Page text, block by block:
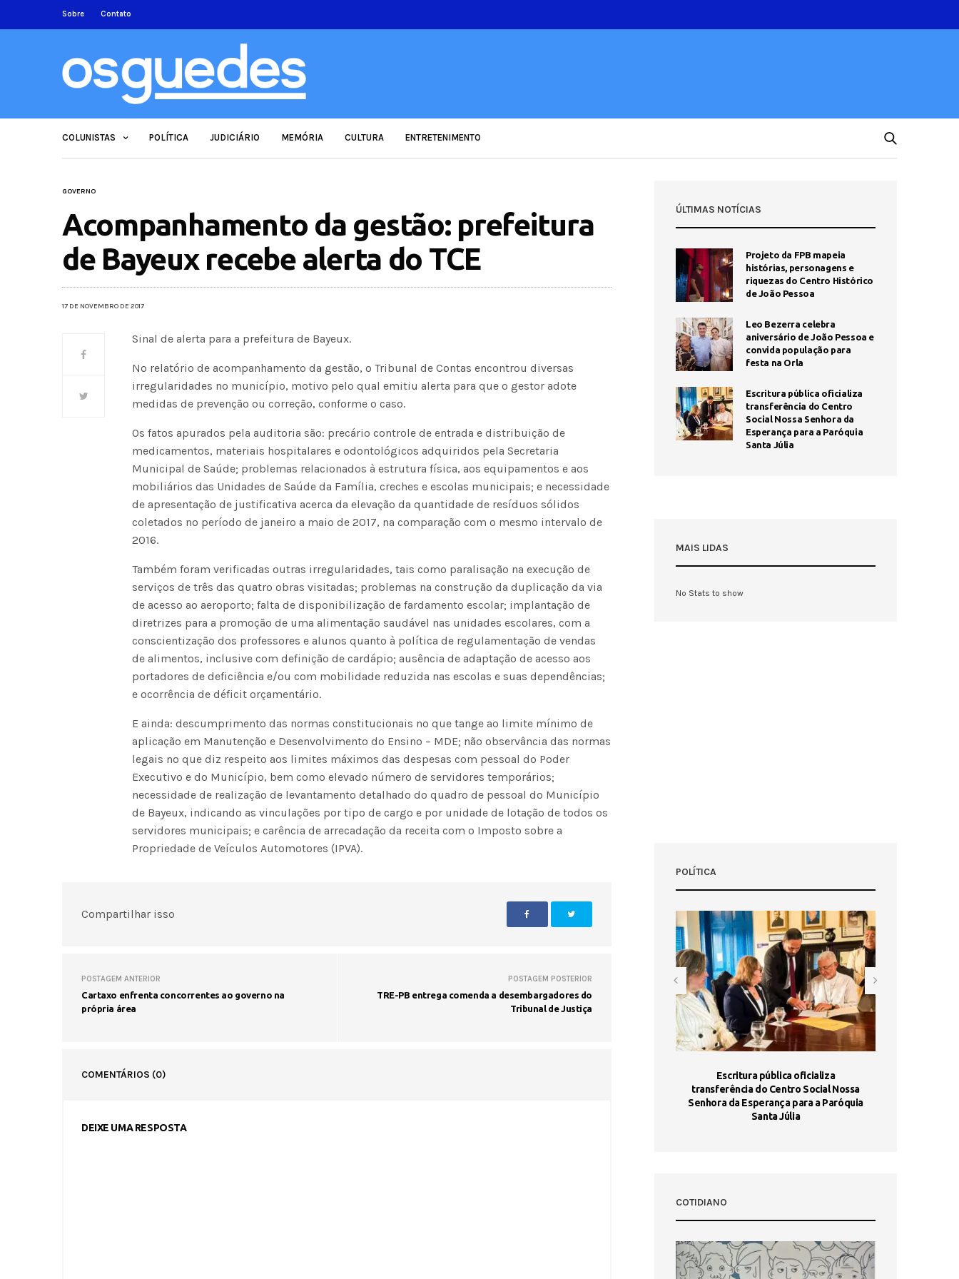
Sobre Contato
COLUNISTAS POLÍTICA JUDICIÁRIO MEMÓRIA CULTURA ENTRETENIMENTO
GOVERNO
Acompanhamento da gestão: prefeitura
de Bayeux recebe alerta do TCE
17 DE NOVEMBRO DE 2017
Sinal de alerta para a prefeitura de Bayeux.
No relatório de acompanhamento da gestão, o Tribunal de Contas encontrou diversas
irregularidades no município, motivo pelo qual emitiu alerta para que o gestor adote
medidas de prevenção ou correção, conforme o caso.
Os fatos apurados pela auditoria são: precário controle de entrada e distribuição de
medicamentos, materiais hospitalares e odontológicos adquiridos pela Secretaria
Municipal de Saúde; problemas relacionados à estrutura física, aos equipamentos e aos
mobiliários das Unidades de Saúde da Família, creches e escolas municipais; e necessidade
de apresentação de justificativa acerca da elevação da quantidade de resíduos sólidos
coletados no período de janeiro a maio de 2017, na comparação com o mesmo intervalo de
2016.
Também foram verificadas outras irregularidades, tais como paralisação na execução de
serviços de três das quatro obras visitadas; problemas na construção da duplicação da via
de acesso ao aeroporto; falta de disponibilização de fardamento escolar; implantação de
diretrizes para a promoção de uma alimentação saudável nas unidades escolares, com a
conscientização dos professores e alunos quanto à política de regulamentação de vendas
de alimentos, inclusive com definição de cardápio; ausência de adaptação de acesso aos
portadores de deficiência e/ou com mobilidade reduzida nas escolas e suas dependências;
e ocorrência de déficit orçamentário.
E ainda: descumprimento das normas constitucionais no que tange ao limite mínimo de
aplicação em Manutenção e Desenvolvimento do Ensino – MDE; não observância das normas
legais no que diz respeito aos limites máximos das despesas com pessoal do Poder
Executivo e do Município, bem como elevado número de servidores temporários;
necessidade de realização de levantamento detalhado do quadro de pessoal do Município
de Bayeux, indicando as vinculações por tipo de cargo e por unidade de lotação de todos os
servidores municipais; e carência de arrecadação da receita com o Imposto sobre a
Propriedade de Veículos Automotores (IPVA).
Compartilhar isso
POSTAGEM ANTERIOR
Cartaxo enfrenta concorrentes ao governo na
própria área
POSTAGEM POSTERIOR
TRE-PB entrega comenda a desembargadores do
Tribunal de Justiça
COMENTÁRIOS (0)
DEIXE UMA RESPOSTA
ÚLTIMAS NOTÍCIAS
Projeto da FPB mapeia
histórias, personagens e
riquezas do Centro Histórico
de João Pessoa
Leo Bezerra celebra
aniversário de João Pessoa e
convida população para
festa na Orla
Escritura pública oficializa
transferência do Centro
Social Nossa Senhora da
Esperança para a Paróquia
Santa Júlia
MAIS LIDAS
No Stats to show
POLÍTICA
Escritura pública oficializa
transferência do Centro Social Nossa
Senhora da Esperança para a Paróquia
Santa Júlia
COTIDIANO